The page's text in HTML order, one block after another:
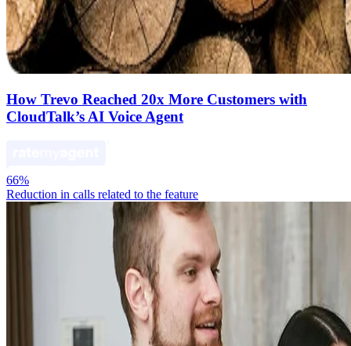
How Trevo Reached 20x More Customers with
CloudTalk’s AI Voice Agent
66%
Reduction in calls related to the feature